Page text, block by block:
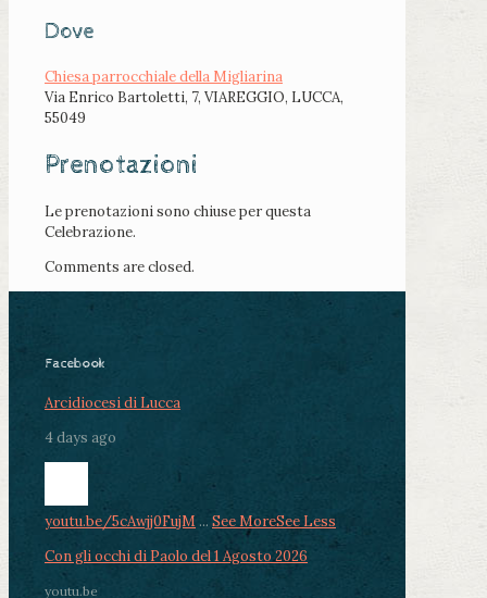
Dove
Chiesa parrocchiale della Migliarina
Via Enrico Bartoletti, 7, VIAREGGIO, LUCCA,
55049
Prenotazioni
Le prenotazioni sono chiuse per questa
Celebrazione.
Comments are closed.
Facebook
Arcidiocesi di Lucca
4 days ago
youtu.be/5cAwjj0FujM ... See MoreSee Less
Con gli occhi di Paolo del 1 Agosto 2026
youtu.be